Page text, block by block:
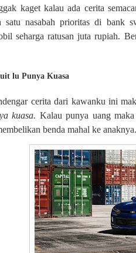
kaget kalau ada cerita
satu nasabah prioritas di bank
seharga ratusan juta rupiah.
lu Punya Kuasa
cerita dari kawanku ini
kuasa. Kalau punya uang
benda mahal ke anaknya.